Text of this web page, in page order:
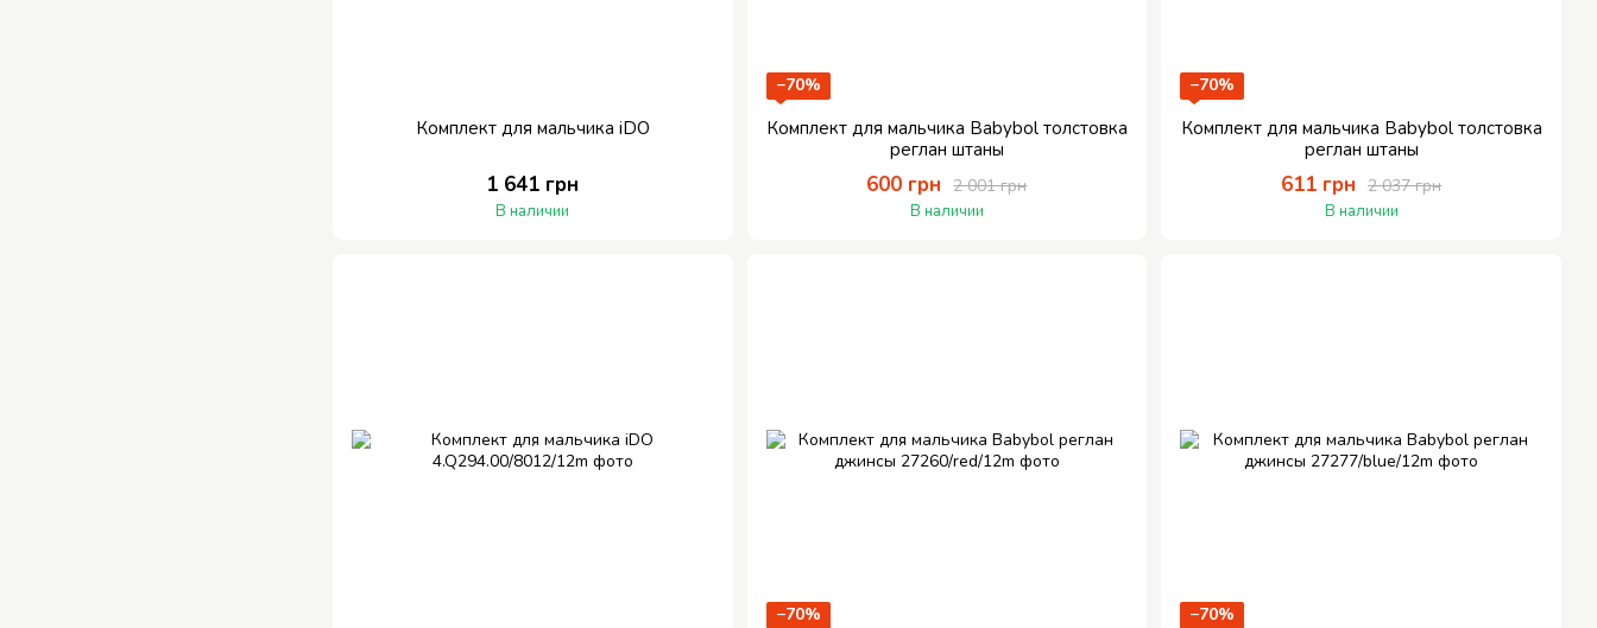
Комплект для мальчика iDO
1 641 грн
В наличии
−70%
Комплект для мальчика Babybol толстовка
реглан штаны
2 001 грн
600 грн
В наличии
−70%
Комплект для мальчика Babybol толстовка
реглан штаны
2 037 грн
611 грн
В наличии
−70% −70%